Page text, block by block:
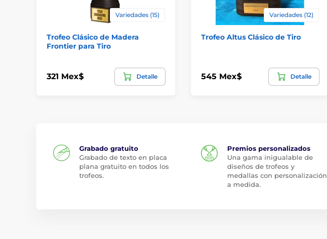
Variedades (15)
Trofeo Clásico de Madera
Frontier para Tiro
321 Mex$ Detalle
Variedades (12)
Trofeo Altus Clásico de Tiro
545 Mex$ Detalle
Grabado gratuito
Grabado de texto en placa
plana gratuito en todos los
trofeos.
Premios personalizados
Una gama inigualable de
diseños de trofeos y
medallas con personalización
a medida.